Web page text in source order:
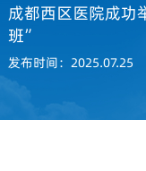
成都西区医院成功
班”
发布时间：2025.07.25